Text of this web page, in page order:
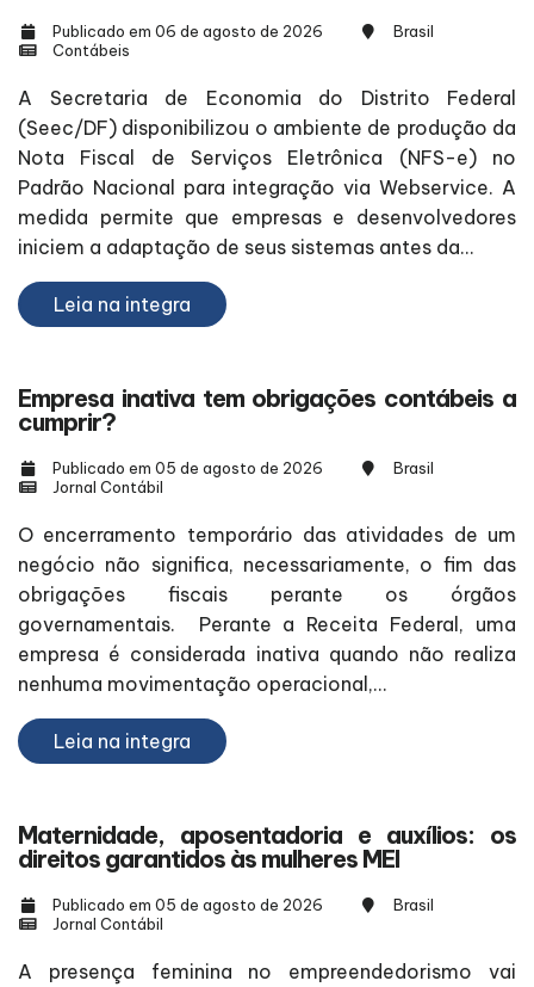
Publicado em 06 de agosto de 2026
Brasil
Contábeis
A Secretaria de Economia do Distrito Federal
(Seec/DF) disponibilizou o ambiente de produção da
Nota Fiscal de Serviços Eletrônica (NFS-e) no
Padrão Nacional para integração via Webservice. A
medida permite que empresas e desenvolvedores
iniciem a adaptação de seus sistemas antes da...
Leia na integra
Empresa inativa tem obrigações contábeis a
cumprir?
Publicado em 05 de agosto de 2026
Brasil
Jornal Contábil
O encerramento temporário das atividades de um
negócio não significa, necessariamente, o fim das
obrigações fiscais perante os órgãos
governamentais. Perante a Receita Federal, uma
empresa é considerada inativa quando não realiza
nenhuma movimentação operacional,...
Leia na integra
Maternidade, aposentadoria e auxílios: os
direitos garantidos às mulheres MEI
Publicado em 05 de agosto de 2026
Brasil
Jornal Contábil
A presença feminina no empreendedorismo vai